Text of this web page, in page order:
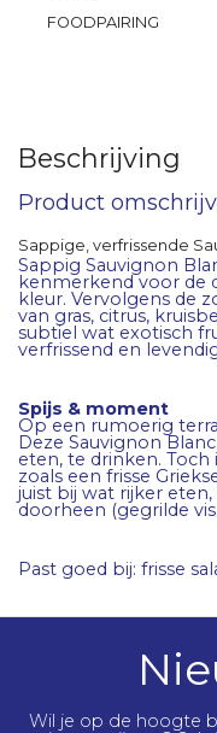
FOODPAIRING
Beschrijving
Product
Sappige, verfrissende
Sappig Sauvignon
kenmerkend voor de
kleur. Vervolgens de
van gras, citrus,
subtiel wat exotisch
verfrissend en
Spijs & moment
Op een rumoerig
Deze Sauvignon
eten, te drinken.
zoals een frisse
juist bij wat rijker
doorheen (gegrilde
Past goed bij: frisse
Wil je op de hoogte